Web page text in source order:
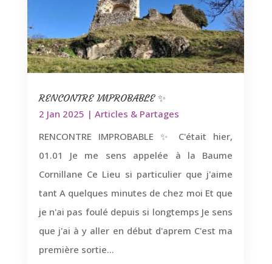
RENCONTRE IMPROBABLE ✨
2 Jan 2025 | Articles & Partages
RENCONTRE IMPROBABLE ✨ C'était hier,
01.01 Je me sens appelée à la Baume
Cornillane Ce Lieu si particulier que j'aime
tant A quelques minutes de chez moi Et que
je n'ai pas foulé depuis si longtemps Je sens
que j'ai à y aller en début d'aprem C'est ma
première sortie...